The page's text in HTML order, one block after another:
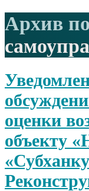
Архив
оценки